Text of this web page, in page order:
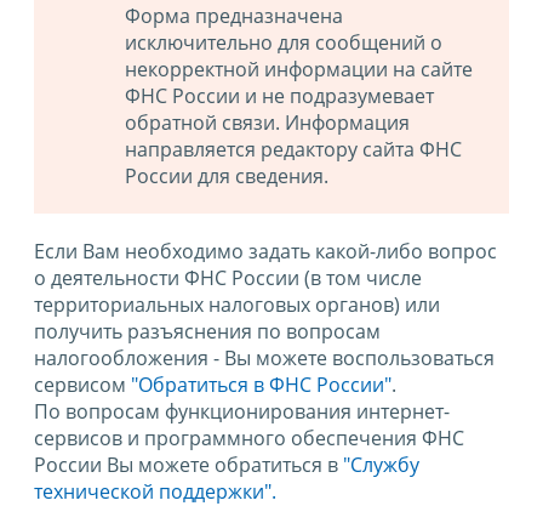
Форма предназначена
исключительно для сообщений о
некорректной информации на сайте
ФНС России и не подразумевает
обратной связи. Информация
направляется редактору сайта ФНС
России для сведения.
Если Вам необходимо задать какой-либо вопрос
о деятельности ФНС России (в том числе
территориальных налоговых органов) или
получить разъяснения по вопросам
налогообложения - Вы можете воспользоваться
сервисом "Обратиться в ФНС России".
По вопросам функционирования интернет-
сервисов и программного обеспечения ФНС
России Вы можете обратиться в "Службу
технической поддержки".